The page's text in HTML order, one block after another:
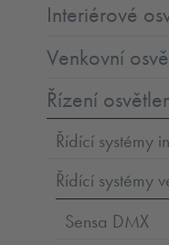
Interiérové
Venkovní
Řízení
Řídící systémy
Řídící systémy
Sensa DMX